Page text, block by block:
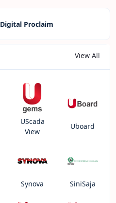
Digital Proclaim
View All
UScada
View
Uboard
Synova SiniSaja